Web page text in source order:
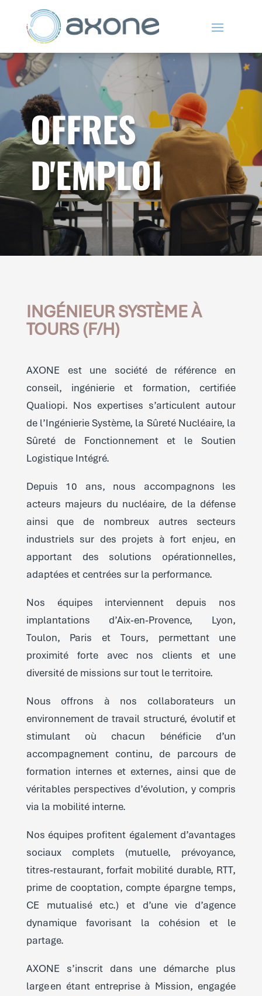
OFFRES
D'EMPLOI
INGÉNIEUR SYSTÈME À
TOURS (F/H)
AXONE est une société de référence en
conseil, ingénierie et formation, certifiée
Qualiopi. Nos expertises s’articulent autour
de l’Ingénierie Système, la Sûreté Nucléaire, la
Sûreté de Fonctionnement et le Soutien
Logistique Intégré.
Depuis 10 ans, nous accompagnons les
acteurs majeurs du nucléaire, de la défense
ainsi que de nombreux autres secteurs
industriels sur des projets à fort enjeu, en
apportant des solutions opérationnelles,
adaptées et centrées sur la performance.
Nos équipes interviennent depuis nos
implantations d’Aix‑en‑Provence, Lyon,
Toulon, Paris et Tours, permettant une
proximité forte avec nos clients et une
diversité de missions sur tout le territoire.
Nous offrons à nos collaborateurs un
environnement de travail structuré, évolutif et
stimulant où chacun bénéficie d’un
accompagnement continu, de parcours de
formation internes et externes, ainsi que de
véritables perspectives d’évolution, y compris
via la mobilité interne.
Nos équipes profitent également d’avantages
sociaux complets (mutuelle, prévoyance,
titres‑restaurant, forfait mobilité durable, RTT,
prime de cooptation, compte épargne temps,
CE mutualisé etc.) et d’une vie d’agence
dynamique favorisant la cohésion et le
partage.
AXONE s’inscrit dans une démarche plus
large en étant entreprise à Mission, engagée